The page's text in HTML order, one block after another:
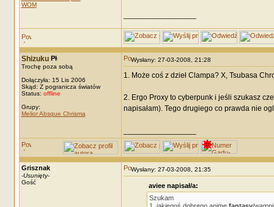
WOM
Shizuku
Trochę poza sobą
Dołączyła: 15 Lis 2006
Skąd: Z pogranicza światów
Status: offline
Grupy:
Melior Absque Chrisma
Wysłany: 27-03-2008, 21:28
1. Może coś z dzieł Clampa? X, Tsubasa
2. Ergo Proxy to cyberpunk i jeśli szukasz
napisałam). Tego drugiego co prawda nie
Grisznak
-Usunięty-
Gość
Wysłany: 27-03-2008, 21:35
aviee napisał/a:
Szukam